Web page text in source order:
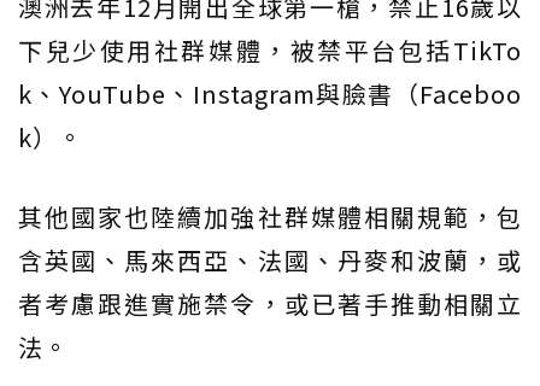
下兒少使用社群媒體，被禁平台包括TikTo
k、YouTube、Instagram與臉書（Faceboo
k）。
其他國家也陸續加強社群媒體相關規範，包
含英國、馬來西亞、法國、丹麥和波蘭，或
者考慮跟進實施禁令，或已著手推動相關立
法。